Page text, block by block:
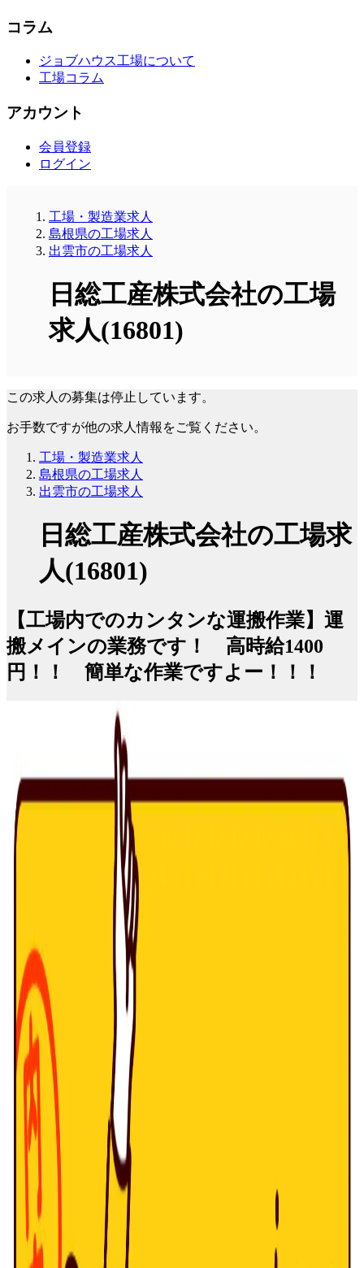
コラム
ジョブハウス工場について
工場コラム
アカウント
会員登録
ログイン
工場・製造業求人
島根県の工場求人
出雲市の工場求人
日総工産株式会社の工場
求人(16801)
この求人の募集は停止しています。
お手数ですが他の求人情報をご覧ください。
工場・製造業求人
島根県の工場求人
出雲市の工場求人
日総工産株式会社の工場求
人(16801)
【工場内でのカンタンな運搬作業】運
搬メインの業務です！ 高時給1400
円！！ 簡単な作業ですよー！！！